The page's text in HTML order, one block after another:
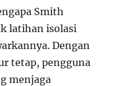
Smith
latihan isolasi
Dengan
tetap, pengguna
menjaga